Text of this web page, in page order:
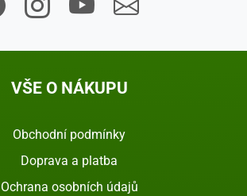
VŠE O NÁKUPU
Obchodní podmínky
Doprava a platba
Ochrana osobních údajů